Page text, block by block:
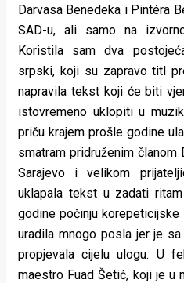
Darvasa Benedeka i Pintéra
SAD-u, ali samo na
Koristila sam dva
srpski, koji su zapravo titl
napravila tekst koji će biti
istovremeno uklopiti u
priču krajem prošle godine
smatram pridruženim članom
Sarajevo i velikom
uklapala tekst u zadati
godine počinju
uradila mnogo posla jer je
propjevala cijelu ulogu. U
maestro Fuad Šetić, koji je u